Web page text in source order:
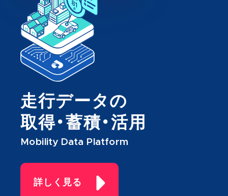
走行データの
取得・蓄積・活用
Mobility Data Platform
詳しく見る